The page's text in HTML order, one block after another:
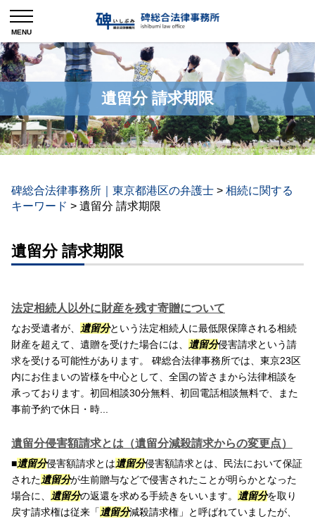
遺留分 請求期限
碑総合法律事務所｜東京都港区の弁護士 > 相続に関する
キーワード > 遺留分 請求期限
遺留分 請求期限
法定相続人以外に財産を残す寄贈について
なお受遺者が、 遺留分という法定相続人に最低限保障される相続
財産を超えて、遺贈を受けた場合には、 遺留分侵害請求という請
求を受ける可能性があります。 碑総合法律事務所では、東京23区
内にお住まいの皆様を中心として、全国の皆さまから法律相談を
承っております。初回相談30分無料、初回電話相談無料で、また
事前予約で休日・時...
遺留分侵害額請求とは（遺留分減殺請求からの変更点）
■遺留分侵害額請求とは遺留分侵害額請求とは、民法において保証
された遺留分が生前贈与などで侵害されたことが明らかとなった
場合に、 遺留分の返還を求める手続きをいいます。 遺留分を取り
戻す請求権は従来「遺留分減殺請求権」と呼ばれていましたが、